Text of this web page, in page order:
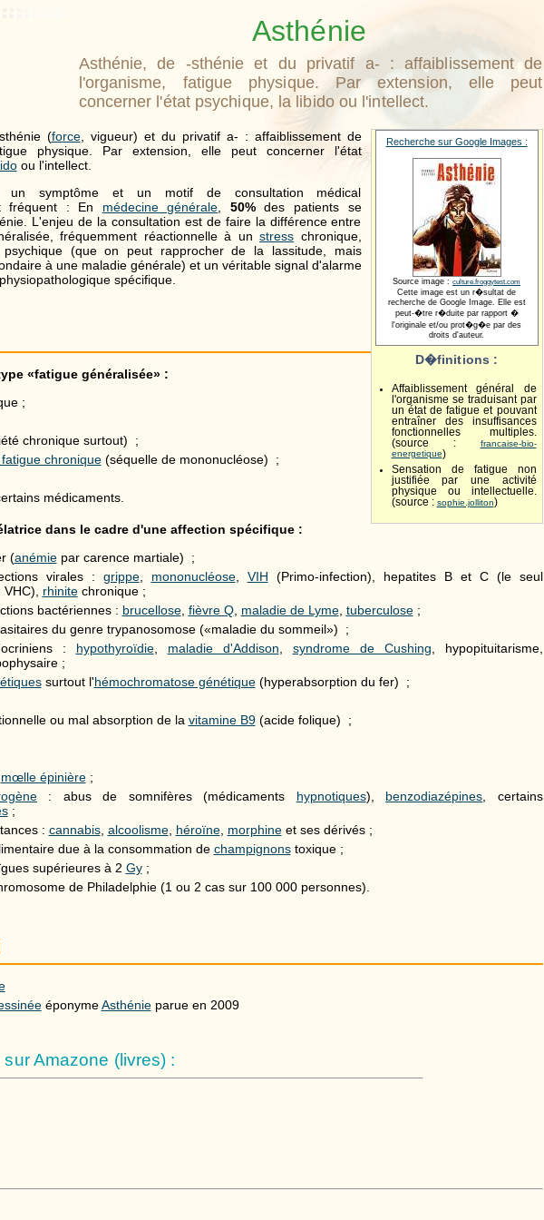
Asthénie
Asthénie, de -sthénie et du privatif a- : affaiblissement de
l'organisme, fatigue physique. Par extension, elle peut
concerner l'état psychique, la libido ou l'intellect.
Recherche sur Google Images :
Source image : culture.froggytest.com
Cette image est un r�sultat de
recherche de Google Image. Elle est
peut-�tre r�duite par rapport �
l'originale et/ou prot�g�e par des
droits d'auteur.
D�finitions :
Affaiblissement général de
l'organisme se traduisant par
un état de fatigue et pouvant
entraîner des insuffisances
fonctionnelles multiples.
(source : francaise-bio-
energetique)
Sensation de fatigue non
justifiée par une activité
physique ou intellectuelle.
(source : sophie.jolliton)
(force, vigueur) et du privatif a- : affaiblissement de
physique. Par extension, elle peut concerner l'état
ou l'intellect.
un symptôme et un motif de consultation médical
fréquent : En médecine générale, 50%des patients se
L'enjeu de la consultation est de faire la différence entre
fréquemment réactionnelle à un stress chronique,
psychique (que on peut rapprocher de la lassitude, mais
à une maladie générale) et un véritable signal d'alarme
spécifique.
«fatigue généralisée» :
;
chronique surtout) ;
chronique(séquelle de mononucléose) ;
médicaments.
dans le cadre d'une affection spécifique :
(anémiepar carence martiale) ;
virales : grippe, mononucléose, VIH (Primo-infection), hepatites B et C (le seul
rhinitechronique ;
bactériennes : brucellose, fièvre Q, maladie de Lyme, tuberculose;
du genre trypanosomose («maladie du sommeil») ;
: hypothyroïdie, maladie d'Addison syndrome de Cushing , hypopituitarisme,
;
surtout l'hémochromatose génétique(hyperabsorption du fer) ;
ou mal absorption de la vitamine B9(acide folique) ;
mœlle épinière;
: abus de somnifères (médicaments hypnotiques), benzodiazépines , certains
;
: cannabis, alcoolisme, héroïne, morphineet ses dérivés ;
due à la consommation de champignonstoxique ;
supérieures à 2 Gy;
de Philadelphie (1 ou 2 cas sur 100 000 personnes).
éponymeAsthénieparue en 2009
Amazone (livres) :